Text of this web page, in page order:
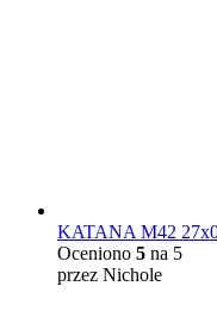
KATANA M42
Oceniono 5 na 5
przez Nichole